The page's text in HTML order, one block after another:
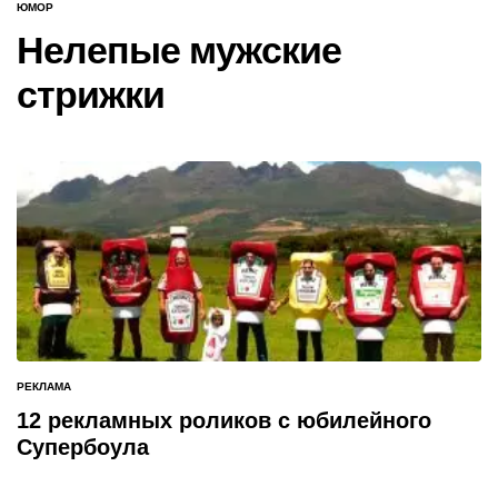
ОПУБЛИКОВАНО
ЮМОР
Нелепые мужские
стрижки
ОПУБЛИКОВАНО
В
РЕКЛАМА
12 рекламных роликов с юбилейного
Супербоула